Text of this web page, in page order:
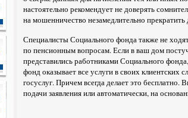
настоятельно рекомендует не доверять
на мошенничество незамедлительно
Специалисты Социального фонда также не
по пенсионным вопросам. Если в ваш дом
представились работниками Социального
фонд оказывает все услуги в своих клиентских
госуслуг. Причем всегда делает это бесплатно.
подачи заявления или автоматически, на